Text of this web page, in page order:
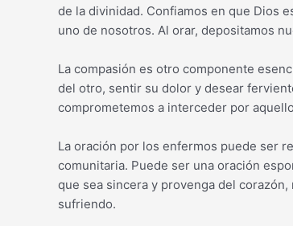
de la divinidad. Confiamos en que Dios
uno de nosotros. Al orar, depositamos
La compasión es otro componente
del otro, sentir su dolor y desear
comprometemos a interceder por
La oración por los enfermos puede ser
comunitaria. Puede ser una oración
que sea sincera y provenga del
sufriendo.